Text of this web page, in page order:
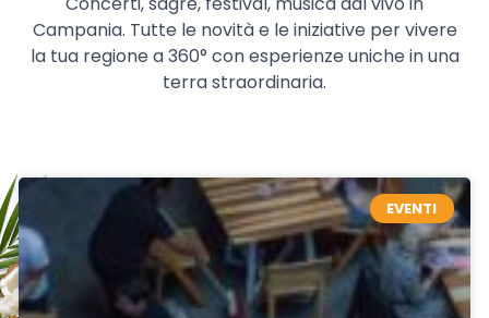
Campania. Tutte le novità e le iniziative per vivere
la tua regione a 360° con esperienze uniche in una
terra straordinaria.
EVENTI